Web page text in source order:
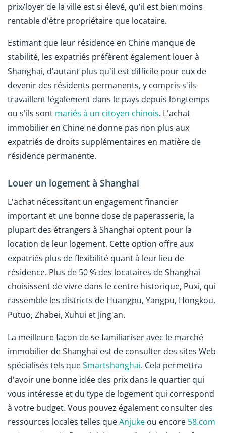
prix/loyer de la ville est si élevé, qu'il est bien moins
rentable d'être propriétaire que locataire.
Estimant que leur résidence en Chine manque de
stabilité, les expatriés préfèrent également louer à
Shanghai, d'autant plus qu'il est difficile pour eux de
devenir des résidents permanents, y compris s'ils
travaillent légalement dans le pays depuis longtemps
ou s'ils sont mariés à un citoyen chinois. L'achat
immobilier en Chine ne donne pas non plus aux
expatriés de droits supplémentaires en matière de
résidence permanente.
Louer un logement à Shanghai
L'achat nécessitant un engagement financier
important et une bonne dose de paperasserie, la
plupart des étrangers à Shanghai optent pour la
location de leur logement. Cette option offre aux
expatriés plus de flexibilité quant à leur lieu de
résidence. Plus de 50 % des locataires de Shanghai
choisissent de vivre dans le centre historique, Puxi, qui
rassemble les districts de Huangpu, Yangpu, Hongkou,
Putuo, Zhabei, Xuhui et Jing'an.
La meilleure façon de se familiariser avec le marché
immobilier de Shanghai est de consulter des sites Web
spécialisés tels queSmartshanghai. Cela permettra
d'avoir une bonne idée des prix dans le quartier qui
vous intéresse et du type de logement qui correspond
à votre budget. Vous pouvez également consulter des
ressources locales telles queAnjuke ou encore 58.com